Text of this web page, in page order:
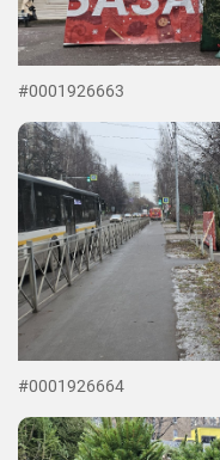
#0001926663
#0001926664